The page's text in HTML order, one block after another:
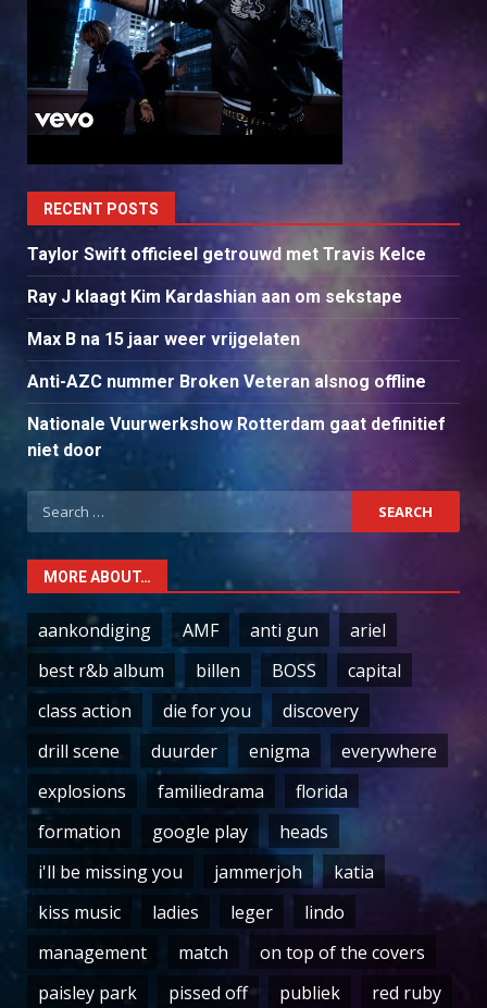
RECENT POSTS
Taylor Swift officieel getrouwd met Travis Kelce
Ray J klaagt Kim Kardashian aan om sekstape
Max B na 15 jaar weer vrijgelaten
Anti-AZC nummer Broken Veteran alsnog offline
Nationale Vuurwerkshow Rotterdam gaat definitief
niet door
Search
for:
MORE ABOUT…
aankondiging AMF anti gun
ariel
best r&b album
billen BOSS
capital
class action
die for you
discovery
drill scene
duurder enigma
everywhere
explosions
familiedrama
florida
formation
google play
heads
i'll be missing you
jammerjoh
katia
kiss music
ladies leger
lindo
management
match
on top of the covers
paisley park
pissed off publiek red ruby